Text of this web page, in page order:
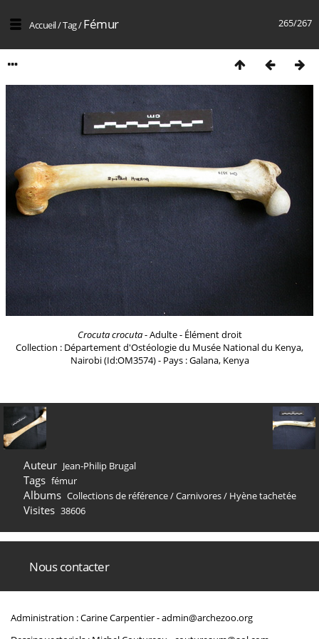
265/267
Accueil/Tag/Fémur
Crocuta crocuta- Adulte - Élément droit
Collection : Département d'Ostéologie du Musée National du Kenya,
Nairobi (Id:OM3574) - Pays : Galana, Kenya
Auteur Jean-Philip Brugal
Tags fémur
Albums Collections de référence/Carnivores/ Hyène tachetée
Visites 38606
Nous contacter
Administration : Carine Carpentier -admin@archezoo.org